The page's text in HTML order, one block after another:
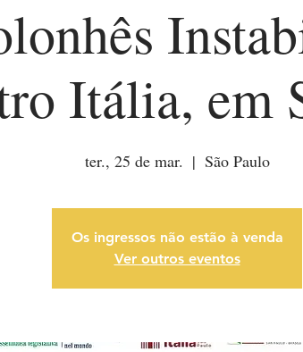
Itália, em
ter., 25 de mar.
  |
São Paulo
Os ingressos não estão à venda
Ver outros eventos